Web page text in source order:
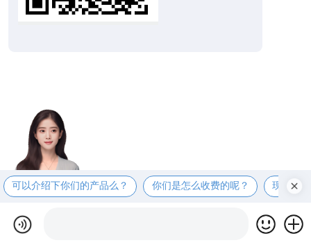
可以介绍下你们的产品么？ 你们是怎么收费的呢？ 现在有